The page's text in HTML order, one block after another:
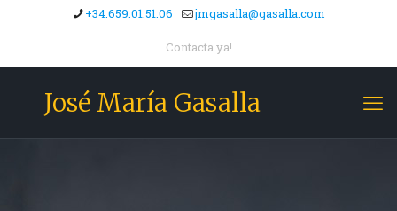
+34.659.01.51.06 jmgasalla@gasalla.com
Contacta ya!
José María Gasalla